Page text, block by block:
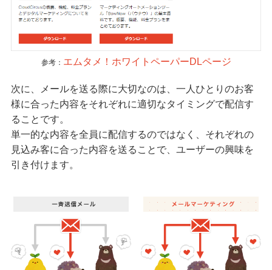
参考： エムタメ！ホワイトペーパーDLページ
次に、メールを送る際に大切なのは、一人ひとりのお客
様に合った内容をそれぞれに適切なタイミングで配信す
ることです。
単一的な内容を全員に配信するのではなく、それぞれの
見込み客に合った内容を送ることで、ユーザーの興味を
引き付けます。